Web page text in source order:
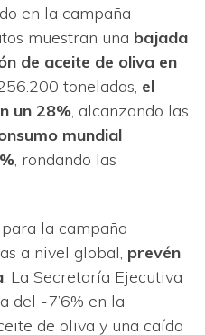
en la campaña
muestran una bajada
de aceite de oliva en
toneladas, el
un 28%, alcanzando las
mundial
, rondando las
la campaña
a nivel global, prevén
. La Secretaría Ejecutiva
del -7’6% en la
de oliva y una caída